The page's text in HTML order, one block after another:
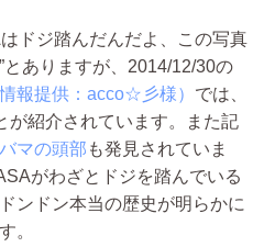
ドジ踏んだんだよ、この写真
ありますが、2014/12/30の
報提供：acco☆彡様） では、
が紹介されています。また記
マの頭部 も発見されていま
がわざとドジを踏んでいる
ンドン本当の歴史が明らかに
。